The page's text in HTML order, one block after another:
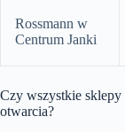
Rossmann w
Centrum Janki
Czy wszystkie sklepy
otwarcia?